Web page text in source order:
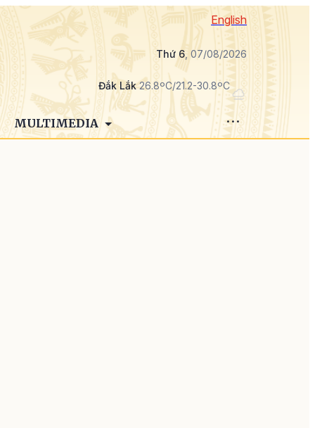
English
Thứ 6, 07/08/2026
Đắk Lắk26.8ºC/21.2-30.8ºC
MULTIMEDIA